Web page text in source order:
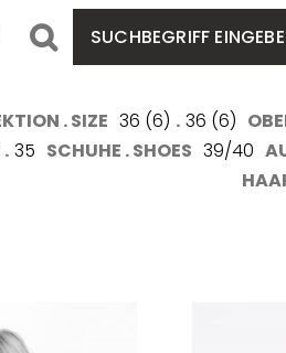
EINGEBEN
. SIZE 36 (6) . 36 (6)
. 35 SCHUHE . SHOES 39/40